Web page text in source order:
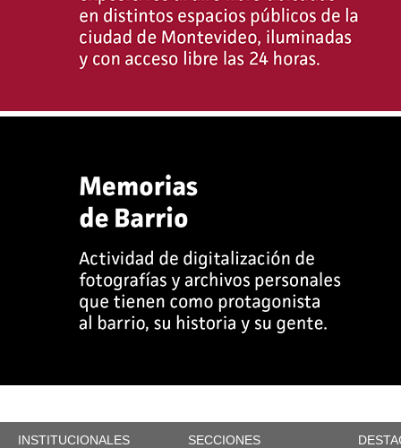
INSTITUCIONALES SECCIONES